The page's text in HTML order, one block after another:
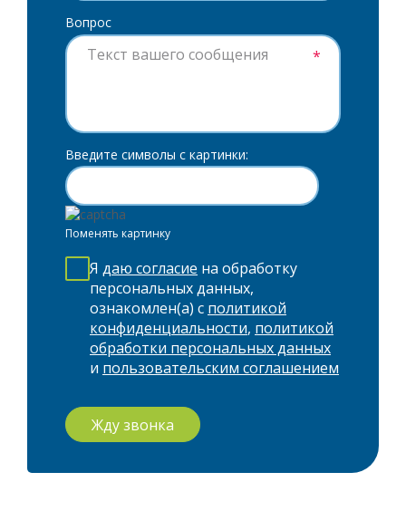
Вопрос
*
Введите символы с картинки:
Поменять картинку
Я даю согласие на обработку
персональных данных,
ознакомлен(а) с политикой
конфиденциальности, политикой
обработки персональных данных
и пользовательским соглашением
Жду звонка